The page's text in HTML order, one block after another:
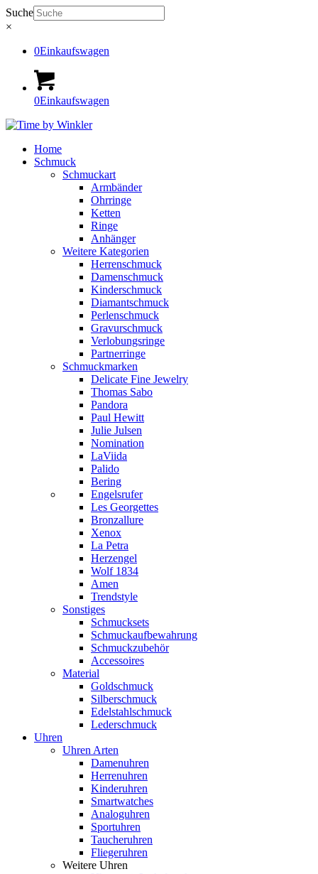
Suche
×
0Einkaufswagen
0Einkaufswagen
Home
Schmuck
Schmuckart
Armbänder
Ohrringe
Ketten
Ringe
Anhänger
Weitere Kategorien
Herrenschmuck
Damenschmuck
Kinderschmuck
Diamantschmuck
Perlenschmuck
Gravurschmuck
Verlobungsringe
Partnerringe
Schmuckmarken
Delicate Fine Jewelry
Thomas Sabo
Pandora
Paul Hewitt
Julie Julsen
Nomination
LaViida
Palido
Bering
Engelsrufer
Les Georgettes
Bronzallure
Xenox
La Petra
Herzengel
Wolf 1834
Amen
Trendstyle
Sonstiges
Schmucksets
Schmuckaufbewahrung
Schmuckzubehör
Accessoires
Material
Goldschmuck
Silberschmuck
Edelstahlschmuck
Lederschmuck
Uhren
Uhren Arten
Damenuhren
Herrenuhren
Kinderuhren
Smartwatches
Analoguhren
Sportuhren
Taucheruhren
Fliegeruhren
Weitere Uhren